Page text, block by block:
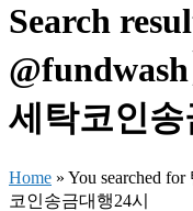
Search
세탁코인
Home » You searched
코인송금대행24시